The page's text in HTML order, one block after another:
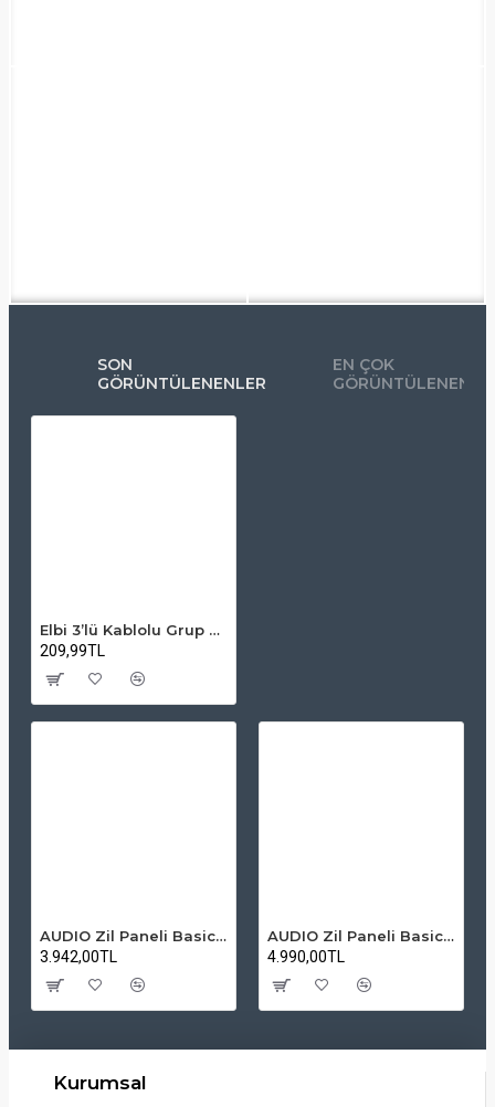
SON
GÖRÜNTÜLENENLER
EN ÇOK
Elbi 3’lü Kablolu Grup Priz 2-Mt – 220V
209,99TL
AUDIO Zil Paneli Basic Hpli Çift Buton 14'lü Sesli Apartman Diafon Kapı Paneli
3.942,00TL
AUDIO Zil Paneli Basic Hpli Çift Buton 20'li Sesli Apartman Diafon Kapı Paneli
4.990,00TL
Kurumsal